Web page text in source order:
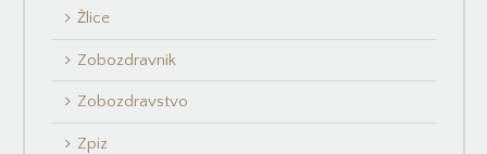
Žlice
Zobozdravnik
Zobozdravstvo
Zpiz